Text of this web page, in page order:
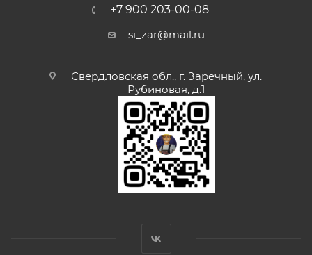
+7 900 203-00-08
si_zar@mail.ru
Свердловская обл., г. Заречный, ул.
Рубиновая, д.1